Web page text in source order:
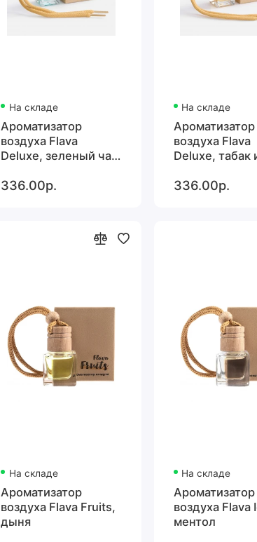
На складе
Ароматизатор
воздуха Flava
Deluxe, зеленый чай
336.00р.
На складе
Ароматизатор
воздуха Flava
Deluxe, табак
336.00р.
На складе
Ароматизатор
воздуха Flava Fruits,
дыня
На складе
Ароматизатор
воздуха Flava
ментол